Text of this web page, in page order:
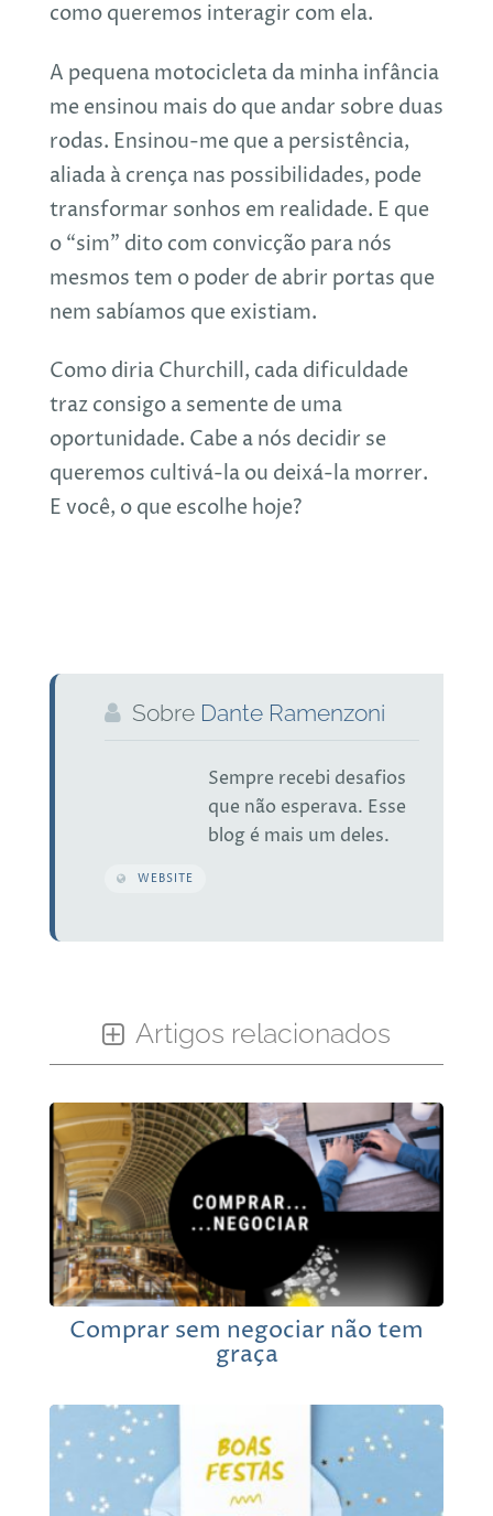
como queremos interagir com ela.
A pequena motocicleta da minha infância
me ensinou mais do que andar sobre duas
rodas. Ensinou-me que a persistência,
aliada à crença nas possibilidades, pode
transformar sonhos em realidade. E que
o “sim” dito com convicção para nós
mesmos tem o poder de abrir portas que
nem sabíamos que existiam.
Como diria Churchill, cada dificuldade
traz consigo a semente de uma
oportunidade. Cabe a nós decidir se
queremos cultivá-la ou deixá-la morrer.
E você, o que escolhe hoje?
Sobre Dante Ramenzoni
Sempre recebi desafios
que não esperava. Esse
blog é mais um deles.
WEBSITE
Artigos relacionados
Comprar sem negociar não tem
graça